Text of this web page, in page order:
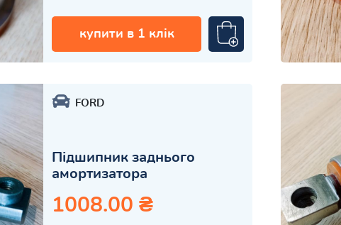
купити в 1 клік
FORD
Підшипник заднього
амортизатора
1008.00 ₴